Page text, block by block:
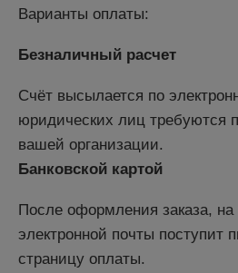
Варианты оплаты:
Безналичный расчет
Счёт высылается по
юридических лиц требуются
вашей организации.
Банковской картой
После оформления заказа,
электронной почты поступит
страницу оплаты.